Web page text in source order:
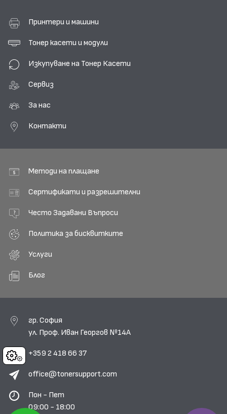
Cookies
Принтери и машини
Тонер касети и модули
Изкупуване на Тонер Касети
Сервиз
За нас
Контакти
Методи на плащане
Сертификати и разрешителни
Често Задавани Въпроси
Политика за бисквитките
Услуги
Блог
гр. София
ул. Проф. Иван Георгов №14А
+359 2 418 66 37
office@tonersupport.com
Пон - Пет
09:00 - 18:00